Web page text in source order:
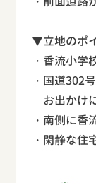
▼立地のポ
・香流小学
・国道302
お出かけ
・南側に香
・閑静な住